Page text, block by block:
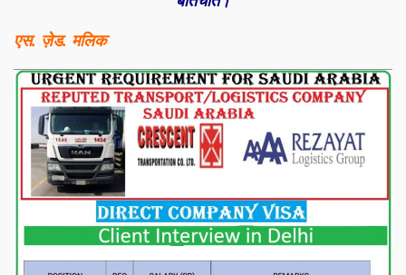
एस. ज़ेड. मलिक